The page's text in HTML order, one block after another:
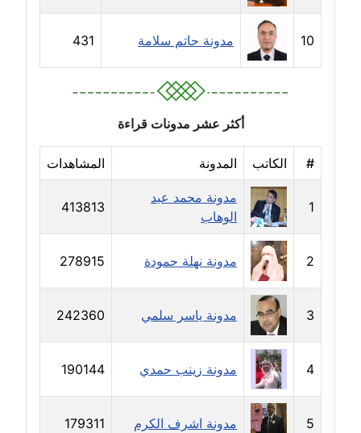
مدونة ايهاب همام
عاملة
مدونة بيان هدية
مدونة تامر زيدان
عاملة
مدونة تسنيم فضالي
عاملة
مدونة ثائر دالي
عاملة
مدونة جاد كريم
عاملة
مدونة جلال الخطيب
عاملة
10 مدونة حاتم سلامة 431
أكثر عشر مدونات قراءة
# الكاتب المدونة المشاهدات
1
مدونة محمد عبد
الوهاب
413813
2 مدونة نهلة حمودة 278915
3 مدونة ياسر سلمي 242360
4 مدونة زينب حمدي 190144
5 مدونة اشرف الكرم 179311